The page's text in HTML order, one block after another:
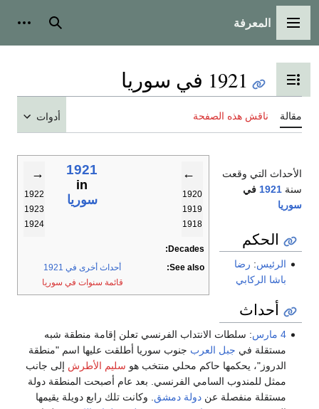
القائمة الرئيسية
المعرفة بحث
تبديل عرض جدول المحتويات
1921 في سوريا
مقالة ناقش هذه الصفحة أدوات
←
1920
1919
1918
1921
in
سوريا
→
1922
1923
1924
Decades:
See also:
أحداث أخرى في 1921
قائمة سنوات في سوريا
الأحداث التي وقعت
سنة 1921 في
سوريا
الحكم
الرئيس: رضا
باشا الركابي
أحداث
4 مارس
: سلطات الانتداب الفرنسي تعلن إقامة منطقة شبه
مستقلة في جبل العرب جنوب سوريا أطلقت عليها اسم "منطقة
الدروز"، يحكمها حاكم محلي منتخب هو سليم الأطرش إلى جانب
ممثل للمندوب السامي الفرنسي. بعد عام أصبحت المنطقة دولة
مستقلة منفصلة عندولة دمشق . وكانت تلك رابع دويلة يقيمها